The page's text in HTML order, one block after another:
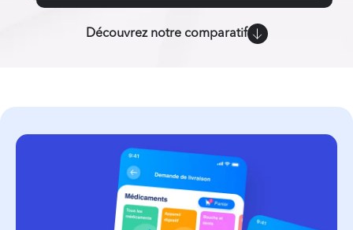
Découvrez notre comparatif